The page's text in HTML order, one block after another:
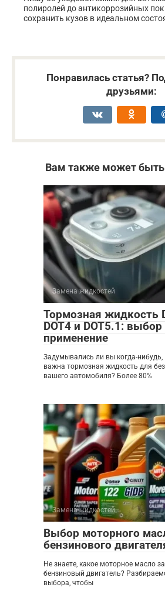
полиролей до антикоррозийных
сохранить кузов в идеальном
Понравилась статья?
друзьями:
Вам также может быть
Замена жидкостей
Тормозная жидкость
DOT4 и DOT5.1: выбор
применение
Задумывались ли вы когда-нибудь,
важна тормозная жидкость для
вашего автомобиля? Более 80%
Замена жидкостей
Выбор моторного
бензинового
Не знаете, какое моторное масло
бензиновый двигатель?
выбора, чтобы